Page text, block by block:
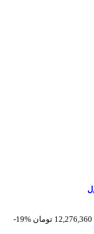
-19%
12,276,360 تومان